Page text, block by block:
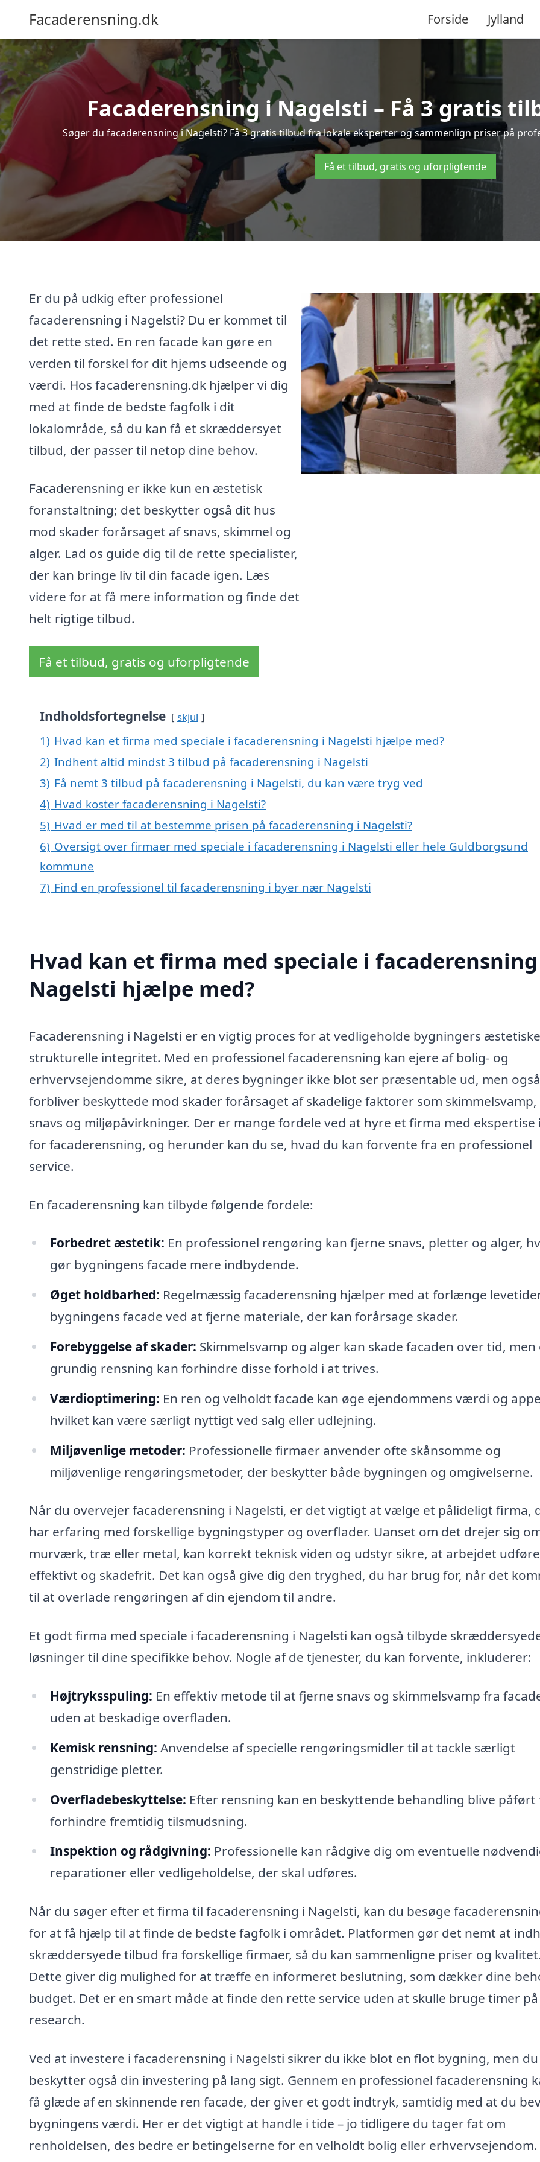
Facaderensning.dk Forside Jylland
Facaderensning i Nagelsti – Få 3 gratis
Søger du facaderensning i Nagelsti? Få 3 gratis tilbud fra lokale eksperter og sammenlign priser på
Få et tilbud, gratis og uforpligtende
Er du på udkig efter professionel
facaderensning i Nagelsti? Du er kommet til
det rette sted. En ren facade kan gøre en
verden til forskel for dit hjems udseende og
værdi. Hos facaderensning.dk hjælper vi dig
med at finde de bedste fagfolk i dit
lokalområde, så du kan få et skræddersyet
tilbud, der passer til netop dine behov.
Facaderensning er ikke kun en æstetisk
foranstaltning; det beskytter også dit hus
mod skader forårsaget af snavs, skimmel og
alger. Lad os guide dig til de rette specialister,
der kan bringe liv til din facade igen. Læs
videre for at få mere information og finde det
helt rigtige tilbud.
Få et tilbud, gratis og uforpligtende
Indholdsfortegnelse skjul
1) Hvad kan et firma med speciale i facaderensning i Nagelsti hjælpe med?
2) Indhent altid mindst 3 tilbud på facaderensning i Nagelsti
3) Få nemt 3 tilbud på facaderensning i Nagelsti, du kan være tryg ved
4) Hvad koster facaderensning i Nagelsti?
5) Hvad er med til at bestemme prisen på facaderensning i Nagelsti?
6) Oversigt over firmaer med speciale i facaderensning i Nagelsti eller hele Guldborgsund
kommune
7) Find en professionel til facaderensning i byer nær Nagelsti
Hvad kan et firma med speciale i
Nagelsti hjælpe med?
Facaderensning i Nagelsti er en vigtig proces for at vedligeholde bygningers
strukturelle integritet. Med en professionel facaderensning kan ejere af bolig- og
erhvervsejendomme sikre, at deres bygninger ikke blot ser præsentable ud, men også
forbliver beskyttede mod skader forårsaget af skadelige faktorer som skimmelsvamp,
snavs og miljøpåvirkninger. Der er mange fordele ved at hyre et firma med ekspertise
for facaderensning, og herunder kan du se, hvad du kan forvente fra en professionel
service.
En facaderensning kan tilbyde følgende fordele:
Forbedret æstetik: En professionel rengøring kan fjerne snavs, pletter og alger,
gør bygningens facade mere indbydende.
Øget holdbarhed: Regelmæssig facaderensning hjælper med at forlænge
bygningens facade ved at fjerne materiale, der kan forårsage skader.
Forebyggelse af skader: Skimmelsvamp og alger kan skade facaden over tid, men
grundig rensning kan forhindre disse forhold i at trives.
Værdioptimering: En ren og velholdt facade kan øge ejendommens værdi og
hvilket kan være særligt nyttigt ved salg eller udlejning.
Miljøvenlige metoder: Professionelle firmaer anvender ofte skånsomme og
miljøvenlige rengøringsmetoder, der beskytter både bygningen og omgivelserne.
Når du overvejer facaderensning i Nagelsti, er det vigtigt at vælge et pålideligt firma,
har erfaring med forskellige bygningstyper og overflader. Uanset om det drejer sig
murværk, træ eller metal, kan korrekt teknisk viden og udstyr sikre, at arbejdet
effektivt og skadefrit. Det kan også give dig den tryghed, du har brug for, når det
til at overlade rengøringen af din ejendom til andre.
Et godt firma med speciale i facaderensning i Nagelsti kan også tilbyde
løsninger til dine specifikke behov. Nogle af de tjenester, du kan forvente, inkluderer:
Højtryksspuling: En effektiv metode til at fjerne snavs og skimmelsvamp fra
uden at beskadige overfladen.
Kemisk rensning: Anvendelse af specielle rengøringsmidler til at tackle særligt
genstridige pletter.
Overfladebeskyttelse: Efter rensning kan en beskyttende behandling blive påført
forhindre fremtidig tilsmudsning.
Inspektion og rådgivning: Professionelle kan rådgive dig om eventuelle
reparationer eller vedligeholdelse, der skal udføres.
Når du søger efter et firma til facaderensning i Nagelsti, kan du besøge
for at få hjælp til at finde de bedste fagfolk i området. Platformen gør det nemt at
skræddersyede tilbud fra forskellige firmaer, så du kan sammenligne priser og kvalitet.
Dette giver dig mulighed for at træffe en informeret beslutning, som dækker dine
budget. Det er en smart måde at finde den rette service uden at skulle bruge timer på
research.
Ved at investere i facaderensning i Nagelsti sikrer du ikke blot en flot bygning, men du
beskytter også din investering på lang sigt. Gennem en professionel facaderensning
få glæde af en skinnende ren facade, der giver et godt indtryk, samtidig med at du
bygningens værdi. Her er det vigtigt at handle i tide – jo tidligere du tager fat om
renholdelsen, des bedre er betingelserne for en velholdt bolig eller erhvervsejendom.